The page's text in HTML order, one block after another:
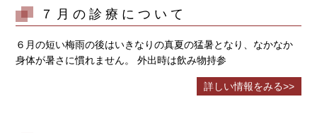
７月の診療について
６月の短い梅雨の後はいきなりの真夏の猛暑となり、なかなか
身体が暑さに慣れません。 外出時は飲み物持参
詳しい情報をみる>>